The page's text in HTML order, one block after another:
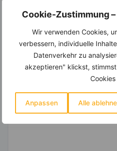
Cookie-Zustimmung
Wir verwenden Cookies,
verbessern, individuelle
Datenverkehr zu
akzeptieren" klickst,
Cookies
Anpassen Alle
des Rhabarbers trägt
Körper zu hydrieren und
Mahlzeiten zu erhöhen,
Kalorien zu liefern. Durch
ist er vielseitig
kalorienarmen Desserts
Abnehmen
: Als
4 Wochen mit über 90